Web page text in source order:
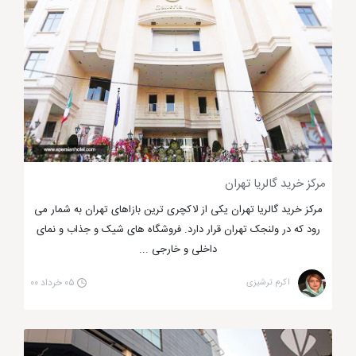
این مرکز خرید تهران در طبقه پایین آن بروید و با متنوع
ترین منوی نوشیدنی های سرد و گرم عصری دلچسب را
برای خود رقم بزنید.
مرکز خرید گالریا تهران
مرکز خرید گالریا تهران یکی از لاکچری ترین بازاهای تهران به شمار می
رود که در ولنجک تهران قرار دارد. فروشگاه های شیک و جذاب و نمای
داخلی و خارجی ...
اکرم ترشیزی ۰۵ خرداد ۰۰